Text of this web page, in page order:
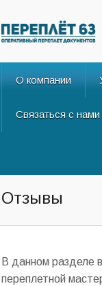
О компании
Связаться с нами
Отзывы
В данном разделе
переплетной